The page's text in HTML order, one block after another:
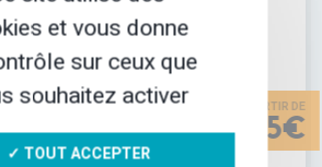
695€
et vous donne
sur ceux que
souhaitez activer
✓ TOUT ACCEPTER